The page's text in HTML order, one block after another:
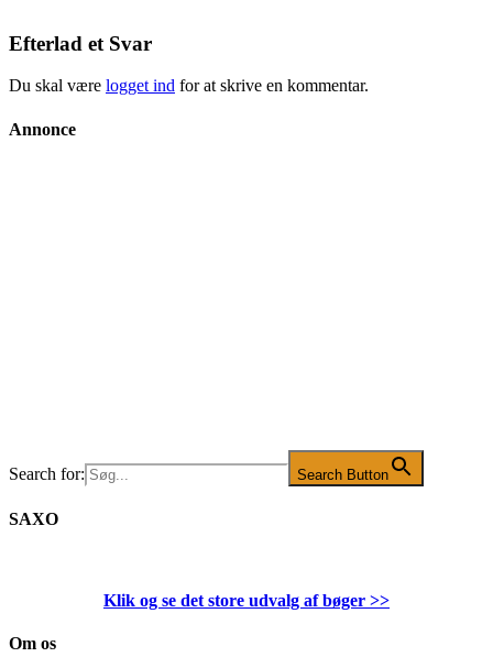
Efterlad et Svar
Du skal være logget ind for at skrive en kommentar.
Annonce
Search for: Search Button
SAXO
Klik og se det store udvalg af bøger >>
Om os